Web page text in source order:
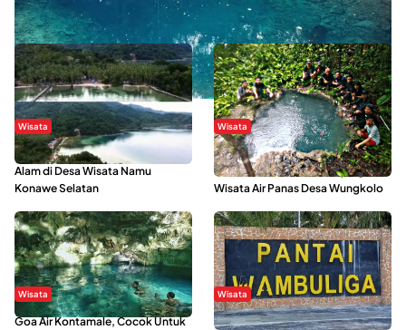
Danau Rebi-Rebi, Pesona Alam Tersembunyi di Morowali
Wisata
Menikmati Suasana Keindahan
Alam di Desa Wisata Namu
Konawe Selatan
Wisata
Sering Menjadi Tempat Refreshing
Mahasiswa KKN, Yuk Kunjungi
Wisata Air Panas Desa Wungkolo
Wisata
Goa Air Kontamale, Cocok Untuk
Wisata
Berkunjung Ke Wakatobi, Nyesal